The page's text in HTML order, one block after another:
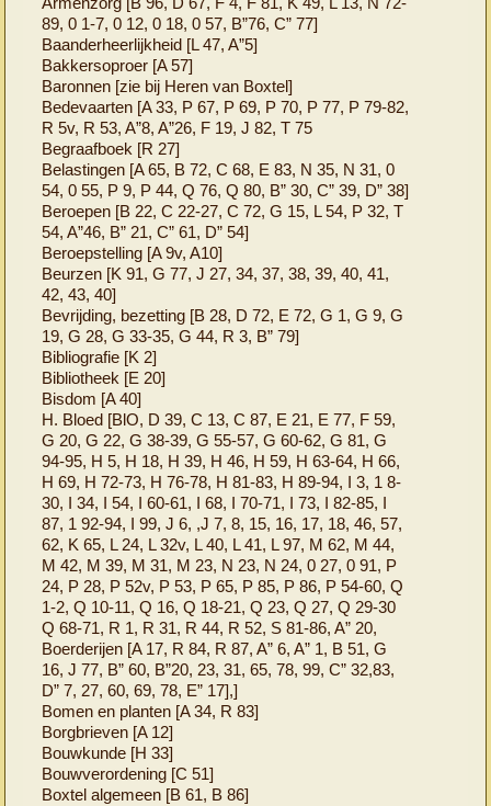
89, 0 1-7, 0 12, 0 18, 0 57, B”76, C” 77]
Baanderheerlijkheid [L 47, A”5]
Bakkersoproer [A 57]
Baronnen [zie bij Heren van Boxtel]
Bedevaarten [A 33, P 67, P 69, P 70, P 77, P 79-82,
R 5v, R 53, A”8, A”26, F 19, J 82, T 75
Begraafboek [R 27]
Belastingen [A 65, B 72, C 68, E 83, N 35, N 31, 0
54, 0 55, P 9, P 44, Q 76, Q 80, B” 30, C” 39, D” 38]
Beroepen [B 22, C 22-27, C 72, G 15, L 54, P 32, T
54, A”46, B” 21, C” 61, D” 54]
Beroepstelling [A 9v, A10]
Beurzen [K 91, G 77, J 27, 34, 37, 38, 39, 40, 41,
42, 43, 40]
Bevrijding, bezetting [B 28, D 72, E 72, G 1, G 9, G
19, G 28, G 33-35, G 44, R 3, B” 79]
Bibliografie [K 2]
Bibliotheek [E 20]
Bisdom [A 40]
H. Bloed [BlO, D 39, C 13, C 87, E 21, E 77, F 59,
G 20, G 22, G 38-39, G 55-57, G 60-62, G 81, G
94-95, H 5, H 18, H 39, H 46, H 59, H 63-64, H 66,
H 69, H 72-73, H 76-78, H 81-83, H 89-94, I 3, 1 8-
30, I 34, I 54, I 60-61, I 68, I 70-71, I 73, I 82-85, I
87, 1 92-94, I 99, J 6, ,J 7, 8, 15, 16, 17, 18, 46, 57,
62, K 65, L 24, L 32v, L 40, L 41, L 97, M 62, M 44,
M 42, M 39, M 31, M 23, N 23, N 24, 0 27, 0 91, P
24, P 28, P 52v, P 53, P 65, P 85, P 86, P 54-60, Q
1-2, Q 10-11, Q 16, Q 18-21, Q 23, Q 27, Q 29-30
Q 68-71, R 1, R 31, R 44, R 52, S 81-86, A” 20,
Boerderijen [A 17, R 84, R 87, A” 6, A” 1, B 51, G
16, J 77, B” 60, B”20, 23, 31, 65, 78, 99, C” 32,83,
D” 7, 27, 60, 69, 78, E” 17],]
Bomen en planten [A 34, R 83]
Borgbrieven [A 12]
Bouwkunde [H 33]
Bouwverordening [C 51]
Boxtel algemeen [B 61, B 86]